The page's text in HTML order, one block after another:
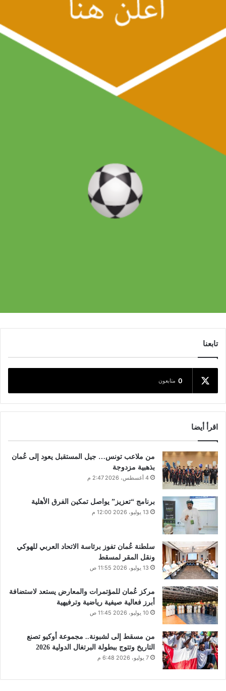
تابعنا
0 متابعون
اقرأ أيضا
من ملاعب تونس… جيل المستقبل يعود إلى عُمان
بذهبية مزدوجة
4 أغسطس، 2026 2:47 م
برنامج “تعزيز” يواصل تمكين الفرق الأهلية
13 يوليو، 2026 12:00 م
سلطنة عُمان تفوز برئاسة الاتحاد العربي للهوكي
ونقل المقر لمسقط
13 يوليو، 2026 11:55 ص
مركز عُمان للمؤتمرات والمعارض يستعد لاستضافة
أبرز فعالية صيفية رياضية وترفيهية
10 يوليو، 2026 11:45 ص
من مسقط إلى لشبونة.. مجموعة أوكيو تصنع
التاريخ وتتوج ببطولة البرتغال الدولية 2026
7 يوليو، 2026 6:48 م